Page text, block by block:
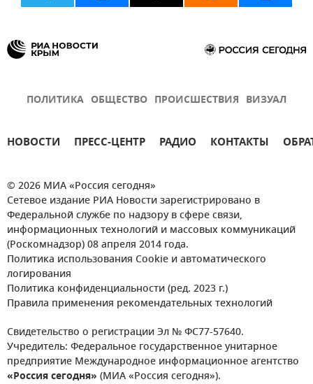
ПОЛИТИКА ОБЩЕСТВО ПРОИСШЕСТВИЯ ВИЗУАЛ
НОВОСТИ ПРЕСС-ЦЕНТР РАДИО КОНТАКТЫ
© 2026 МИА «Россия сегодня»
Сетевое издание РИА Новости зарегистрировано в
Федеральной службе по надзору в сфере связи,
информационных технологий и массовых коммуникаций
(Роскомнадзор) 08 апреля 2014 года.
Политика использования Cookie и автоматического
логирования
Политика конфиденциальности (ред. 2023 г.)
Правила применения рекомендательных технологий
Свидетельство о регистрации Эл № ФС77-57640.
Учредитель: Федеральное государственное унитарное
предприятие Международное информационное агентство
«Россия сегодня» (МИА «Россия сегодня»).